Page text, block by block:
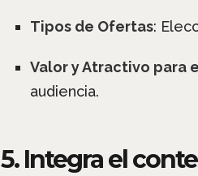
Tipos de Ofertas:
Valor y Atractivo para
audiencia.
5. Integra el